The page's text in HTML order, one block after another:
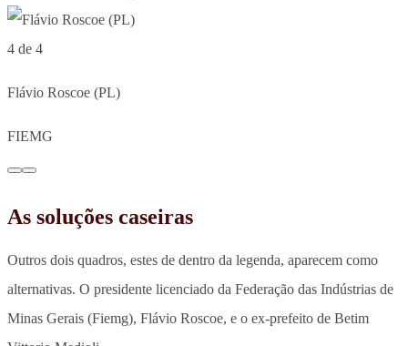
4 de 4
Flávio Roscoe (PL)
FIEMG
As soluções caseiras
Outros dois quadros, estes de dentro da legenda, aparecem como
alternativas. O presidente licenciado da Federação das Indústrias de
Minas Gerais (Fiemg), Flávio Roscoe, e o ex-prefeito de Betim